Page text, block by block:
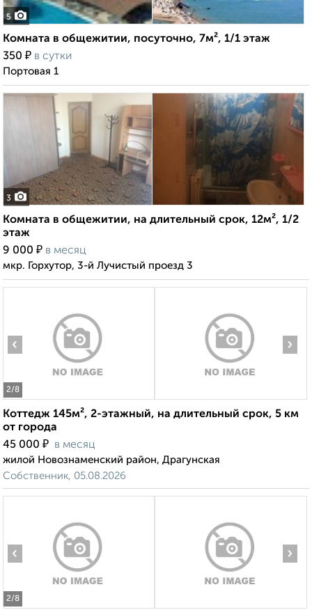
5
Комната в общежитии, посуточно, 7м², 1/1 этаж
350 ₽ в сутки
Портовая 1
3
Комната в общежитии, на длительный срок, 12м², 1/2
этаж
9 000 ₽ в месяц
мкр. Горхутор, 3-й Лучистый проезд 3
2/8
‹ ›
Коттедж 145м², 2-этажный, на длительный срок, 5 км
от города
45 000 ₽ в месяц
жилой Новознаменский район, Драгунская
Собственник, 05.08.2026
2/8
‹ ›